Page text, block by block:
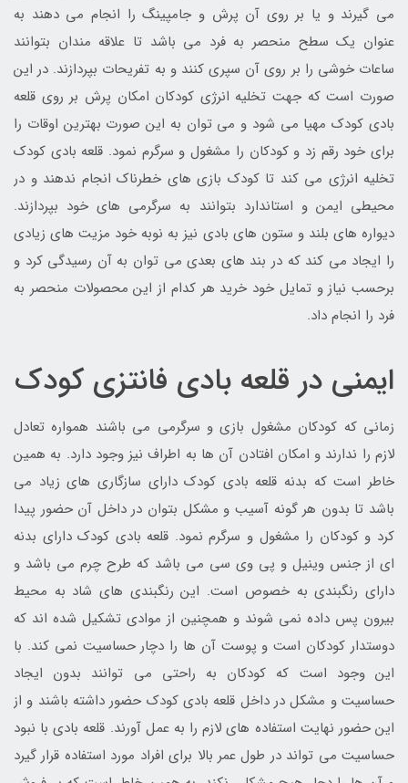
می گیرند و یا بر روی آن پرش و جامپینگ را انجام می دهند به
عنوان یک سطح منحصر به فرد می باشد تا علاقه مندان بتوانند
ساعات خوشی را بر روی آن سپری کنند و به تفریحات بپردازند. در این
صورت است که جهت تخلیه انرژی کودکان امکان پرش بر روی قلعه
بادی کودک مهیا می شود و می توان به این صورت بهترین اوقات را
برای خود رقم زد و کودکان را مشغول و سرگرم نمود. قلعه بادی کودک
تخلیه انرژی می کند تا کودک بازی های خطرناک انجام ندهند و در
محیطی ایمن و استاندارد بتوانند به سرگرمی های خود بپردازند.
دیواره های بلند و ستون های بادی نیز به نوبه خود مزیت های زیادی
را ایجاد می کند که در بند های بعدی می توان به آن رسیدگی کرد و
برحسب نیاز و تمایل خود خرید هر کدام از این محصولات منحصر به
فرد را انجام داد.
ایمنی در قلعه بادی فانتزی کودک
زمانی که کودکان مشغول بازی و سرگرمی می باشند همواره تعادل
لازم را ندارند و امکان افتادن آن ها به اطراف نیز وجود دارد. به همین
خاطر است که بدنه قلعه بادی کودک دارای سازگاری های زیاد می
باشد تا بدون هر گونه آسیب و مشکل بتوان در داخل آن حضور پیدا
کرد و کودکان را مشغول و سرگرم نمود. قلعه بادی کودک دارای بدنه
ای از جنس وینیل و پی وی سی می باشد که طرح چرم می باشد و
دارای رنگبندی به خصوص است. این رنگبندی های شاد به محیط
بیرون پس داده نمی شوند و همچنین از موادی تشکیل شده اند که
دوستدار کودکان است و پوست آن ها را دچار حساسیت نمی کند. با
این وجود است که کودکان به راحتی می توانند بدون ایجاد
حساسیت و مشکل در داخل قلعه بادی کودک حضور داشته باشند و از
این حضور نهایت استفاده های لازم را به عمل آورند. قلعه بادی با نبود
حساسیت می تواند در طول عمر بالا برای افراد مورد استفاده قرار گیرد